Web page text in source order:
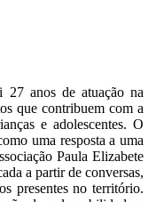
27 anos de atuação na
que contribuem com a
e adolescentes. O
uma resposta a uma
Paula Elizabete
a partir de conversas,
presentes no território.